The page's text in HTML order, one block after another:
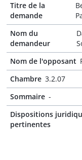
Titre de la
demande
Nom du
demandeur
Nom de l'opposant
Chambre 3.2.07
Sommaire -
Dispositions
pertinentes